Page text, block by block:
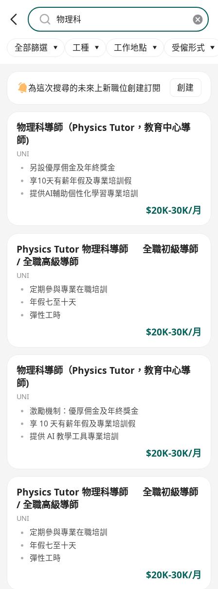
全部篩選 工種 工作地點 受僱形式
為這次搜尋的未來上新職位創建訂閱 創建
物理科導師（Physics Tutor，教育中心導
師)
UNI
另設優厚佣金及年終獎金
享10天有薪年假及專業培訓假
提供AI輔助個性化學習專業培訓
$20K-30K/月
Physics Tutor 物理科導師 全職初級導師
/ 全職高級導師
UNI
定期參與專業在職培訓
年假七至十天
彈性工時
$20K-30K/月
物理科導師（Physics Tutor，教育中心導
師)
UNI
激勵機制：優厚佣金及年終獎金
享 10 天有薪年假及專業培訓假
提供 AI 教學工具專業培訓
$20K-30K/月
Physics Tutor 物理科導師 全職初級導師
/ 全職高級導師
UNI
定期參與專業在職培訓
年假七至十天
彈性工時
$20K-30K/月